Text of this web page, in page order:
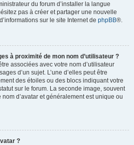
du forum d’installer la langue
pas à créer et partager une nouvelle
sur le site Internet de phpBB®.
à proximité de mon nom d’utilisateur ?
associées avec votre nom d’utilisateur
d’un sujet. L’une d’elles peut être
des étoiles ou des blocs indiquant votre
sur le forum. La seconde image, souvent
d’avatar et généralement est unique ou
?